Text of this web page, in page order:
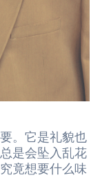
。它是礼貌也
是会坠入乱花
竟想要什么味